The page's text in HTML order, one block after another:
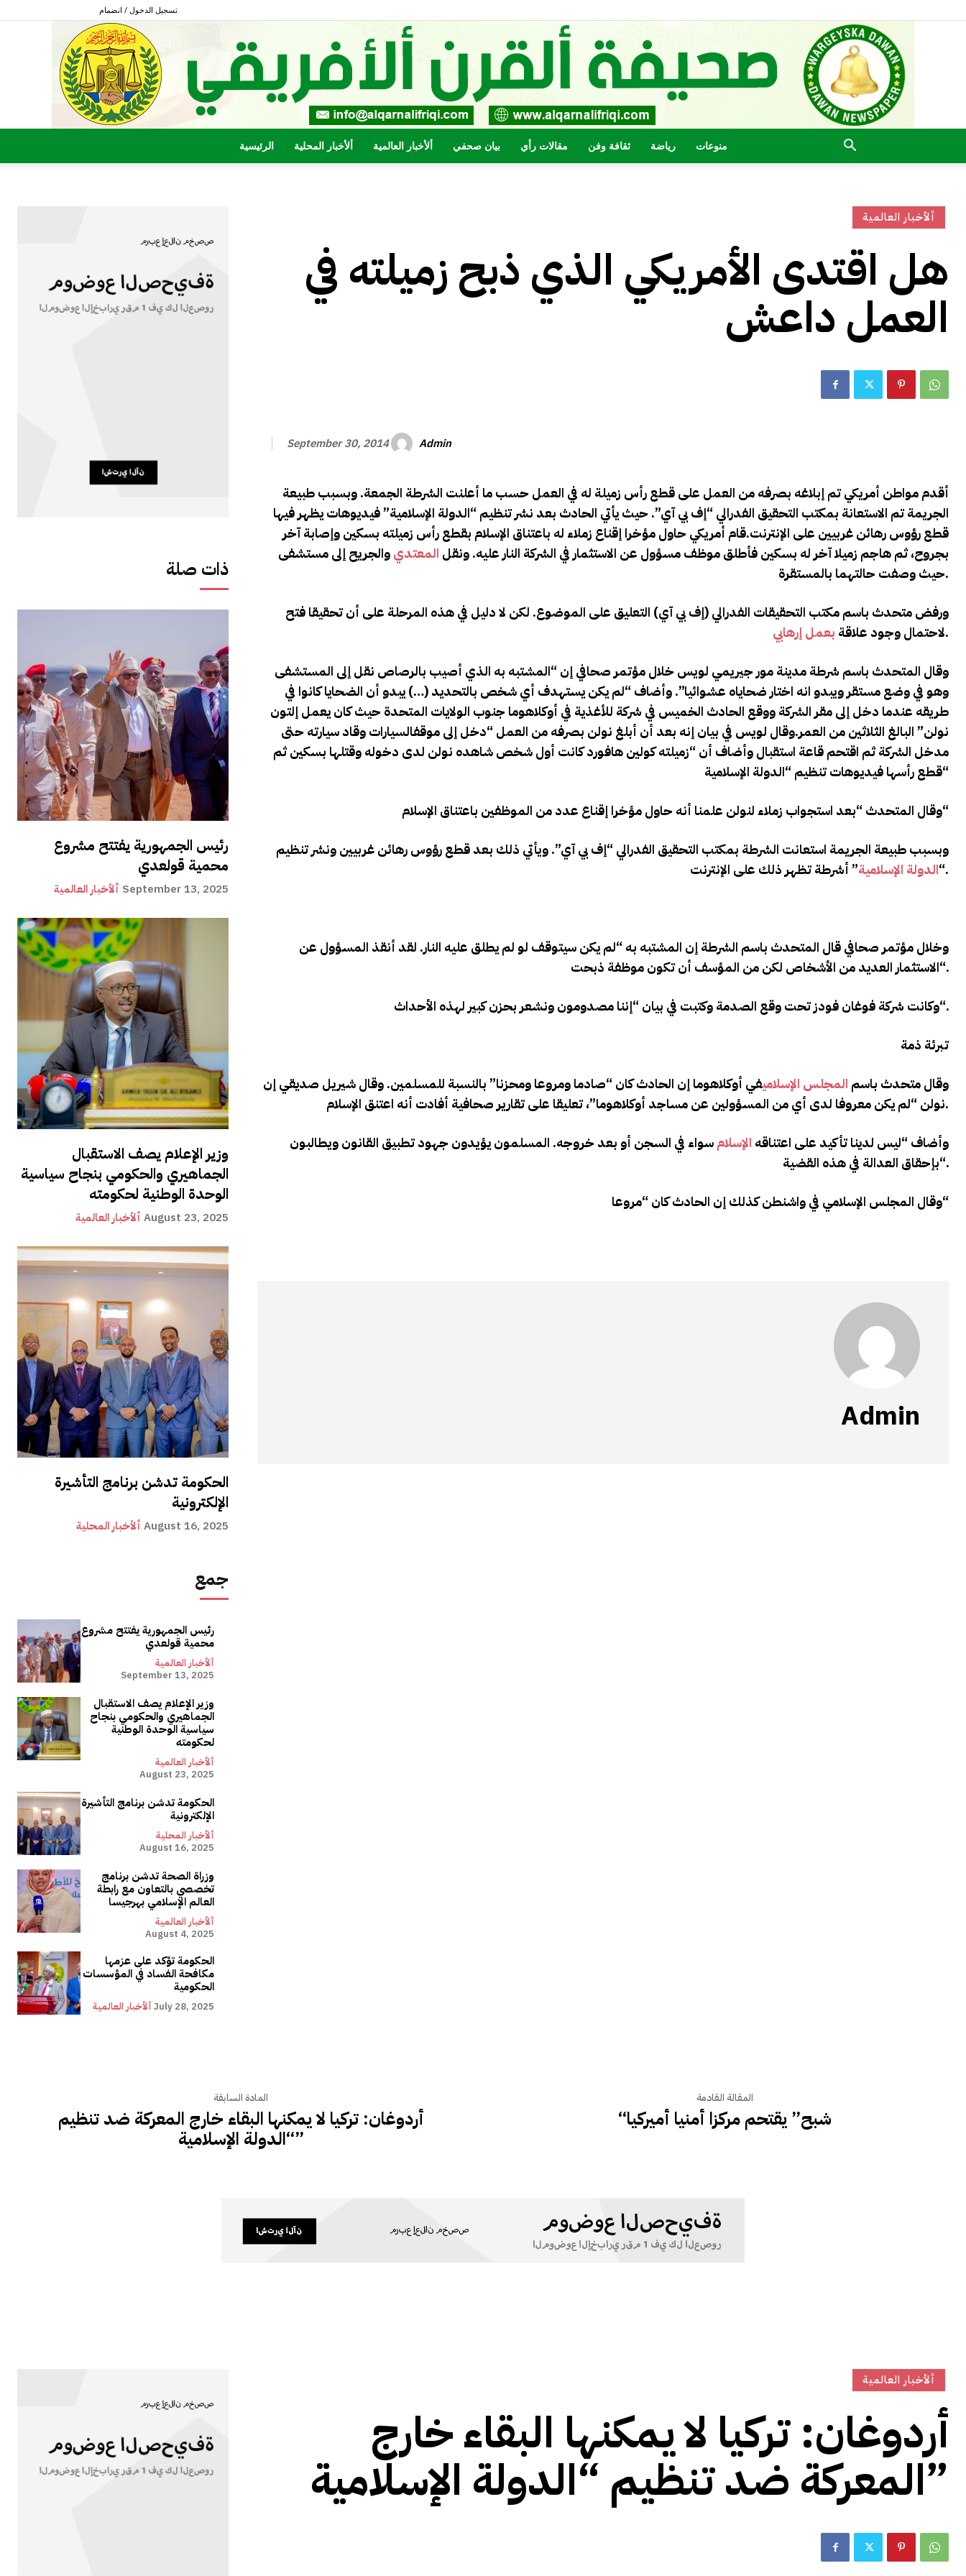
تسجيل الدخول / انضمام
القرن
الرئيسية ألأخبار المحلية ألأخبار العالمية بيان صحفي مقالات رأي ثقافة وفن رياضة منوعات
ذات صلة
رئيس الجمهورية يفتتح مشروع
محمية قولعدي
ألأخبار العالمية September 13, 2025
وزير الإعلام يصف الاستقبال
الجماهيري والحكومي بنجاح سياسية
الوحدة الوطنية لحكومته
ألأخبار العالمية August 23, 2025
الحكومة تدشن برنامج التأشيرة
الإلكترونية
ألأخبار المحلية August 16, 2025
جمع
رئيس الجمهورية يفتتح مشروع
محمية قولعدي
ألأخبار العالمية
September 13, 2025
وزير الإعلام يصف الاستقبال
الجماهيري والحكومي بنجاح
سياسية الوحدة الوطنية
لحكومته
ألأخبار العالمية
August 23, 2025
الحكومة تدشن برنامج التأشيرة
الإلكترونية
ألأخبار المحلية
August 16, 2025
وزراة الصحة تدشن برنامج
تخصصي بالتعاون مع رابطة
العالم الإسلامي بهرجيسا
ألأخبار العالمية
August 4, 2025
الحكومة تؤكد على عزمها
مكافحة الفساد في المؤسسات
الحكومية
ألأخبار العالمية July 28, 2025
ألأخبار العالمية
هل اقتدى الأمريكي الذي ذبح زميلته في
العمل داعش
September 30, 2014 Admin
أقدم مواطن أمريكي تم إبلاغه بصرفه من العمل على قطع رأس زميلة له في العمل حسب ما أعلنت الشرطة الجمعة. وبسبب طبيعة
الجريمة تم الاستعانة بمكتب التحقيق الفدرالي “إف بي آي”. حيث يأتي الحادث بعد نشر تنظيم “الدولة الإسلامية” فيديوهات يظهر فيها
قطع رؤوس رهائن غربيين على الإنترنت.قام أمريكي حاول مؤخرا إقناع زملاء له باعتناق الإسلام بقطع رأس زميلته بسكين وإصابة آخر
بجروح، ثم هاجم زميلا آخر له بسكين فأطلق موظف مسؤول عن الاستثمار في الشركة النار عليه. ونقل المعتديوالجريح إلى مستشفى
حيث وصفت حالتهما بالمستقرة.
ورفض متحدث باسم مكتب التحقيقات الفدرالي (إف بي آي) التعليق على الموضوع. لكن لا دليل في هذه المرحلة على أن تحقيقا فتح
لاحتمال وجود علاقة بعمل إرهابي
.
وقال المتحدث باسم شرطة مدينة مور جيريمي لويس خلال مؤتمر صحافي إن “المشتبه به الذي أصيب بالرصاص نقل إلى المستشفى
وهو في وضع مستقر ويبدو انه اختار ضحاياه عشوائيا”. وأضاف “لم يكن يستهدف أي شخص بالتحديد (…) يبدو أن الضحايا كانوا في
طريقه عندما دخل إلى مقر الشركة ووقع الحادث الخميس في شركة للأغذية في أوكلاهوما جنوب الولايات المتحدة حيث كان يعمل إلتون
نولن” البالغ الثلاثين من العمر.وقال لويس في بيان إنه بعد أن أبلغ نولن بصرفه من العمل “دخل إلى موقفالسيارات وقاد سيارته حتى
مدخل الشركة ثم اقتحم قاعة استقبال وأضاف أن “زميلته كولين هافورد كانت أول شخص شاهده نولن لدى دخوله وقتلها بسكين ثم
قطع رأسها فيديوهات تنظيم “الدولة الإسلامية“
وقال المتحدث “بعد استجواب زملاء لنولن علمنا أنه حاول مؤخرا إقناع عدد من الموظفين باعتناق الإسلام“
وبسبب طبيعة الجريمة استعانت الشرطة بمكتب التحقيق الفدرالي “إف بي آي”. ويأتي ذلك بعد قطع رؤوس رهائن غربيين ونشر تنظيم
“الدولة الإسلامية” أشرطة تظهر ذلك على الإنترنت .
وخلال مؤتمر صحافي قال المتحدث باسم الشرطة إن المشتبه به “لم يكن سيتوقف لو لم يطلق عليه النار. لقد أنقذ المسؤول عن
الاستثمار العديد من الأشخاص لكن من المؤسف أن تكون موظفة ذبحت“.
وكانت شركة فوغان فودز تحت وقع الصدمة وكتبت في بيان “إننا مصدومون ونشعر بحزن كبير لهذه الأحداث“.
تبرئة ذمة
وقال متحدث باسم المجلس الإسلاميفي أوكلاهوما إن الحادث كان “صادما ومروعا ومحزنا” بالنسبة للمسلمين. وقال شيريل صديقي إن
نولن “لم يكن معروفا لدى أي من المسؤولين عن مساجد أوكلاهوما”، تعليقا على تقارير صحافية أفادت أنه اعتنق الإسلام.
وأضاف “ليس لدينا تأكيد على اعتناقه الإسلامسواء في السجن أو بعد خروجه. المسلمون يؤيدون جهود تطبيق القانون ويطالبون
بإحقاق العدالة في هذه القضية“.
وقال المجلس الإسلامي في واشنطن كذلك إن الحادث كان “مروعا“
Admin
المادة السابقة
أردوغان: تركيا لا يمكنها البقاء خارج المعركة ضد تنظيم
“الدولة الإسلامية”
المقالة القادمة
“شبح” يقتحم مركزا أمنيا أميركيا